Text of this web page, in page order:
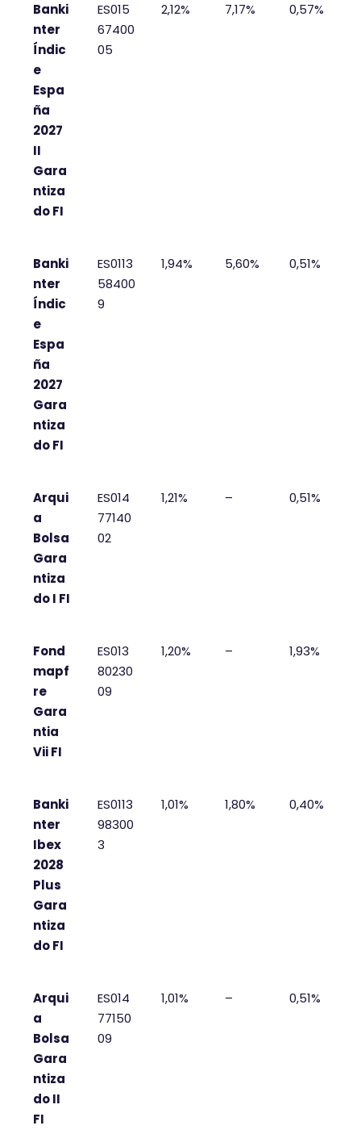
Banki
nter
Índic
e
Espa
ña
2027
II
Gara
ntiza
do FI
ES015
67400
05
2,12% 7,17% 0,57%
Banki
nter
Índic
e
Espa
ña
2027
Gara
ntiza
do FI
ES0113
58400
9
1,94% 5,60% 0,51%
Arqui
a
Bolsa
Gara
ntiza
do I FI
ES014
77140
02
1,21% – 0,51%
Fond
mapf
re
Gara
ntia
Vii FI
ES013
80230
09
1,20% – 1,93%
Banki
nter
Ibex
2028
Plus
Gara
ntiza
do FI
ES0113
98300
3
1,01% 1,80% 0,40%
Arqui
a
Bolsa
Gara
ntiza
do II
FI
ES014
77150
09
1,01% – 0,51%